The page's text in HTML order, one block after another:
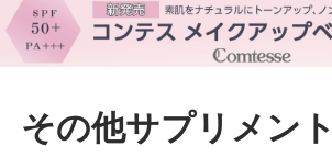
その他サプリメント